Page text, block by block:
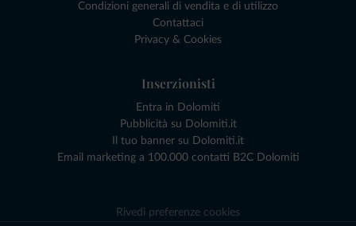
Condizioni generali di vendita e di utilizzo
Contattaci
Privacy & Cookies
Inserzionisti
Entra in Dolomiti
Pubblicità su Dolomiti.it
Il tuo banner su Dolomiti.it
Email marketing a 100.000 contatti B2C Dolomiti
Rivedi preferenze cookies